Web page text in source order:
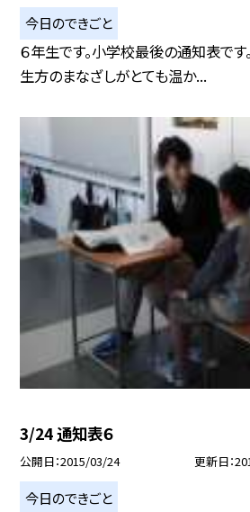
今日のできごと
６年生です。小学校最後の通知表で
生方のまなざしがとても温か...
3/24 通知表６
公開日 2015/03/24 更新日
今日のできごと